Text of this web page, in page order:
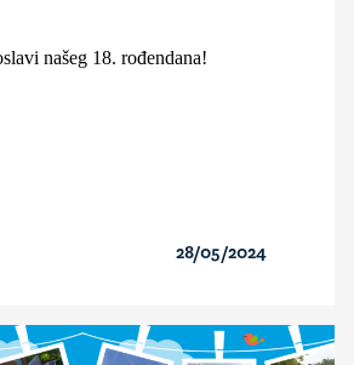
našeg 18. rođendana!
28/05/2024